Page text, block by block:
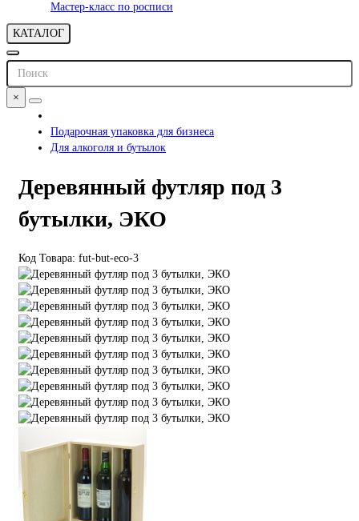
Мастер-класс по росписи
КАТАЛОГ
×
Подарочная упаковка для бизнеса
Для алкоголя и бутылок
Деревянный футляр под 3
бутылки, ЭКО
Код Товара: fut-but-eco-3